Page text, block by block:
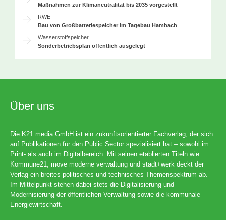
Maßnahmen zur Klimaneutralität bis 2035 vorgestellt
RWE
Bau von Großbatteriespeicher im Tagebau Hambach
Wasserstoffspeicher
Sonderbetriebsplan öffentlich ausgelegt
Über uns
Die K21 media GmbH ist ein zukunftsorientierter Fachverlag, der sich
auf Publikationen für den Public Sector spezialisiert hat – sowohl im
Print- als auch im Digitalbereich. Mit seinen etablierten Titeln wie
Kommune21, move moderne verwaltung und stadt+werk deckt der
Verlag ein breites politisches und technisches Themenspektrum ab.
Im Mittelpunkt stehen dabei stets die Digitalisierung und
Modernisierung der öffentlichen Verwaltung sowie die kommunale
Energiewirtschaft.